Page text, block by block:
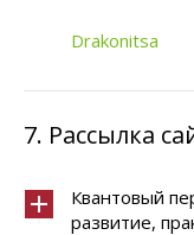
Drakonitsa
7. Рассылка
Квантовый
развитие,